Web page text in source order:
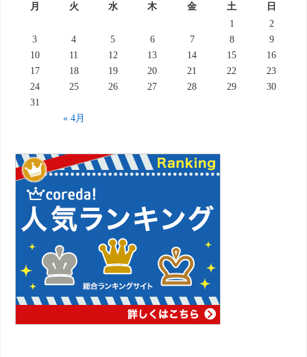
月
火 水 木 金 土 日
« 4月
1
2
3
4 5 6 7 8
9
10
11 12 13 14 15
16
17
18 19 20 21 22
23
24
25 26 27 28 29
30
31